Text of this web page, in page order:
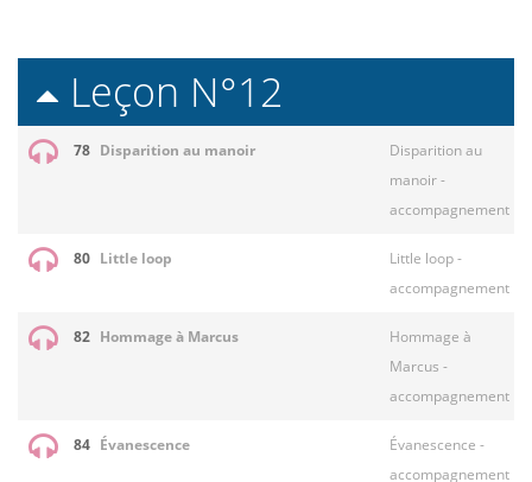
Leçon N°12
78 Disparition au manoir
Disparition au
manoir -
accompagnement
80 Little loop
Little loop -
accompagnement
82 Hommage à Marcus
Hommage à
Marcus -
accompagnement
84 Évanescence
Évanescence -
accompagnement